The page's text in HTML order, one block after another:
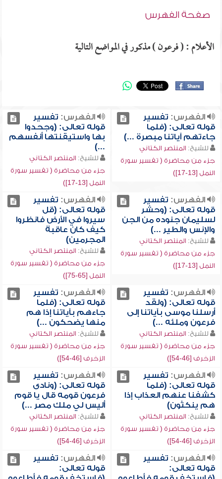
صفحة الفهرس
الأعلام : ( فرعون ) مذكور في المواضع التالية
الفهرس: تفسير
قوله تعالى: (فلما
جاءتهم آياتنا مبصرة ...)
للشيخ: المنتصر الكتاني
جزء من محاضرة ( تفسير سورة
النمل [13-17])
الفهرس: تفسير
قوله تعالى: (وجحدوا
بها واستيقنتها أنفسهم
...)
للشيخ: المنتصر الكتاني
جزء من محاضرة ( تفسير سورة
النمل [13-17])
الفهرس: تفسير
قوله تعالى: (وحشر
لسليمان جنوده من الجن
والإنس والطير ...)
للشيخ: المنتصر الكتاني
جزء من محاضرة ( تفسير سورة
النمل [13-17])
الفهرس: تفسير
قوله تعالى: (قل
سيروا في الأرض فانظروا
كيف كان عاقبة
المجرمين)
للشيخ: المنتصر الكتاني
جزء من محاضرة ( تفسير سورة
النمل [65-75])
الفهرس: تفسير
قوله تعالى: (ولقد
أرسلنا موسى بآياتنا إلى
فرعون وملئه ...)
للشيخ: المنتصر الكتاني
جزء من محاضرة ( تفسير سورة
الزخرف [46-54])
الفهرس: تفسير
قوله تعالى: (فلما
جاءهم بآياتنا إذا هم
منها يضحكون ...)
للشيخ: المنتصر الكتاني
جزء من محاضرة ( تفسير سورة
الزخرف [46-54])
الفهرس: تفسير
قوله تعالى: (فلما
كشفنا عنهم العذاب إذا
هم ينكثون)
للشيخ: المنتصر الكتاني
جزء من محاضرة ( تفسير سورة
الزخرف [46-54])
الفهرس: تفسير
قوله تعالى: (ونادى
فرعون قومه قال يا قوم
أليس لي ملك مصر ...)
للشيخ: المنتصر الكتاني
جزء من محاضرة ( تفسير سورة
الزخرف [46-54])
الفهرس: تفسير
قوله تعالى:
الفهرس: تفسير
قوله تعالى: